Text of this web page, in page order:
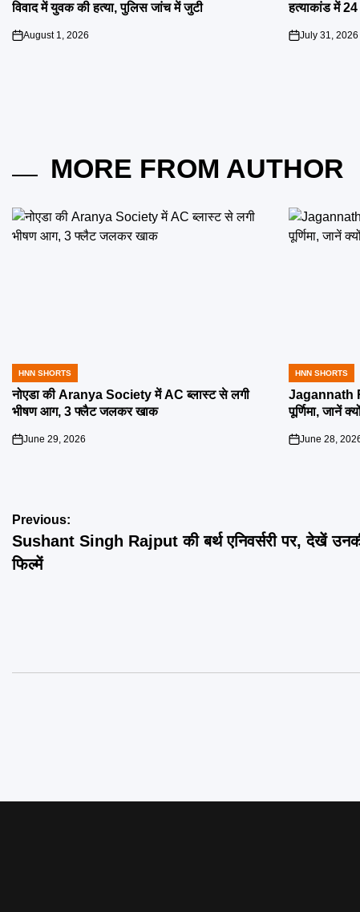
विवाद में युवक की हत्या, पुलिस जांच में जुटी
on
August 1, 2026
हत्याकांड में 24
on
July 31, 2026
MORE FROM AUTHOR
POSTED
IN
HNN SHORTS
नोएडा की Aranya Society में AC ब्लास्ट से लगी
भीषण आग, 3 फ्लैट जलकर खाक
on
June 29, 2026
POSTED
IN
HNN SHORTS
Jagannath
पूर्णिमा, जानें
on
June 28,
Post
navigation
Previous:
Sushant Singh Rajput की बर्थ एनिवर्सरी पर, देखें
फिल्में